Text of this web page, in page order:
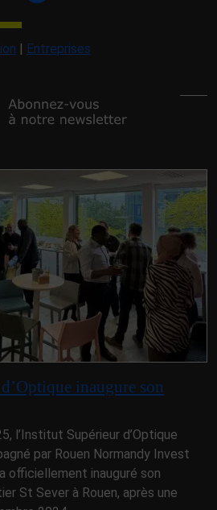
Entreprises
inaugure son
l’Institut Supérieur d’Optique
par Rouen Normandy Invest
officiellement inauguré son
St Sever à Rouen, après une